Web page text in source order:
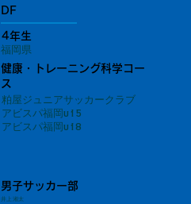
DF
4年生
健康・トレーニング科学コー
ス
福岡県
粕屋ジュニアサッカークラブ
アビスパ福岡u15
アビスパ福岡u18
男子サッカー部
井上 湘太